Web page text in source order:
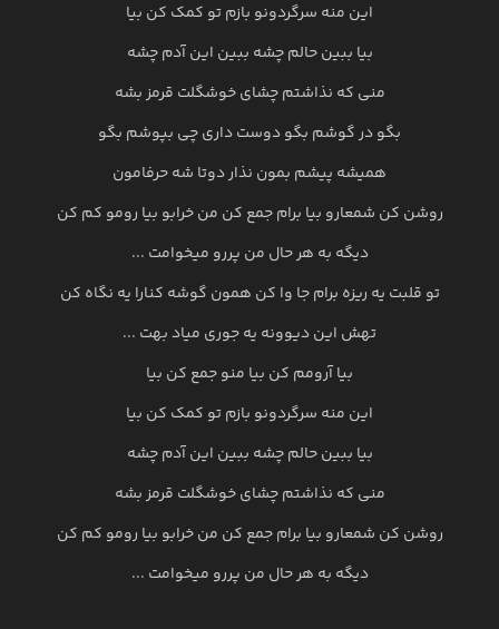
این منه سرگردونو بازم تو کمک کن بیا
بیا ببین حالم چشه ببین این آدم چشه
منی که نذاشتم چشای خوشگلت قرمز بشه
بگو در گوشم بگو دوست داری چی بپوشم بگو
همیشه پیشم بمون نذار دوتا شه حرفامون
روشن کن شمعارو بیا برام جمع کن من خرابو بیا رومو کم کن
دیگه به هر حال من پررو میخوامت ...
تو قلبت یه ریزه برام جا وا کن همون گوشه کنارا یه نگاه کن
تهش این دیوونه یه جوری میاد بهت ...
بیا آرومم کن بیا منو جمع کن بیا
این منه سرگردونو بازم تو کمک کن بیا
بیا ببین حالم چشه ببین این آدم چشه
منی که نذاشتم چشای خوشگلت قرمز بشه
روشن کن شمعارو بیا برام جمع کن من خرابو بیا رومو کم کن
دیگه به هر حال من پررو میخوامت ...